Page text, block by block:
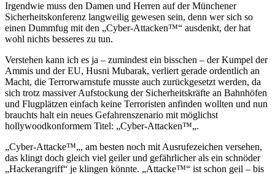
Irgendwie muss den Damen und Herren auf der Münchener
Sicherheitskonferenz langweilig gewesen sein, denn wer sich so
einen Dummfug mit den „Cyber-Attacken™“ ausdenkt, der hat
wohl nichts besseres zu tun.
Verstehen kann ich es ja – zumindest ein bisschen – der Kumpel der
Ammis und der EU, Husni Mubarak, verliert gerade ordentlich an
Macht, die Terrorwarnstufe musste auch zurückgesetzt werden, da
sich trotz massiver Aufstockung der Sicherheitskräfte an Bahnhöfen
und Flugplätzen einfach keine Terroristen anfinden wollten und nun
brauchts halt ein neues Gefahrenszenario mit möglichst
hollywoodkonformem Titel: „Cyber-Attacken™„.
„Cyber-Attacke™„, am besten noch mit Ausrufezeichen versehen,
das klingt doch gleich viel geiler und gefährlicher als ein schnöder
„Hackerangriff“ je klingen könnte. „Attacke™“ ist schon geil – bis